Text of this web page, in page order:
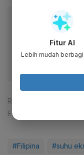
Baca artikel ini
Dapatkan
fitur menarik
Reporter:
Rena Laila
Editor:
#Filipina #suhu
Fitur AI
Lebih mudah